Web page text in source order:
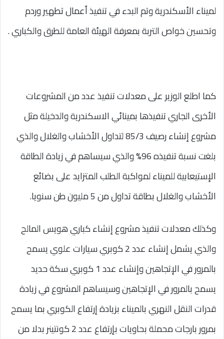
لميناء الأسكندرية وتم البدء في تنفيذ أعمال تطهير وردم
وتحسين خواص التربة بمعرفة الهيئة العامة للطرق والكباري .
كما اطلع الوزير على معدلات تنفيذ عدد من المشروعات
الأخرى الجاري تنفيذها بمينائي الاسكندرية والدخيلة مثل
مشروع إنشاء رصيف 85/3 لتداول الأخشاب والغلال والذي
بلغت نسبة تنفيذه 96% والذي سيساهم في زيادة الطاقة
الإستيعابية للميناء لمواكبة الطلب المتزايد على بضائع
الأخشاب والغلال بطاقة تداول من 5 مليون طن سنويا.
وكذلك معدلات تنفيذ مشروع إنشاء كباري هويس المالح
والذي يشمل إنشاء عدد 2 كوبري سيارات علوي يسمح
بالمرور في الإتجاهين وإنشاء عدد 1 كوبري سكة حديد
يسمح بالمرور في الإتجاهين وسيساهم المشروع في زيادة
قدرات النقل النهري بالميناء بزيادة إرتفاع الكوبري بما يسمح
بمرور بارجات محملة بحاويات بإرتفاع عدد 2 كونتينر بدلا من